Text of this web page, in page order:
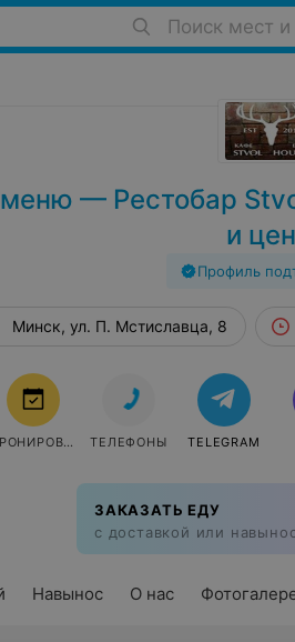
Поиск мест
— Рестобар
и
Профиль
Навынос О нас
Минск, ул. П. Мстиславца, 8
БРОНИРОВАТЬ ТЕЛЕФОНЫ TELEGRAM
ЗАКАЗАТЬ ЕДУ
с доставкой или